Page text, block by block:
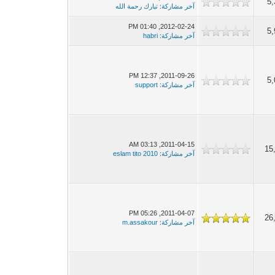
آخر مشاركة:تبارك رحمة الله
2012-02-24, 01:40 PM
آخر مشاركة:
habri
2011-09-26, 12:37 PM
آخر مشاركة:
support
2011-04-15, 03:13 AM
آخر مشاركة:
eslam tito 2010
2011-04-07, 05:26 PM
آخر مشاركة:
m.assakour